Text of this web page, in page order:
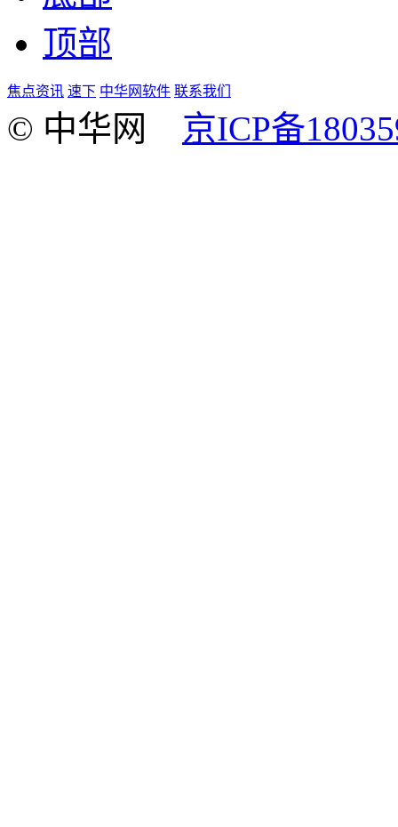
顶部
焦点资讯 速下 中华网软件 联系我们
© 中华网 京ICP备